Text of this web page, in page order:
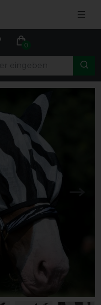
☰
0